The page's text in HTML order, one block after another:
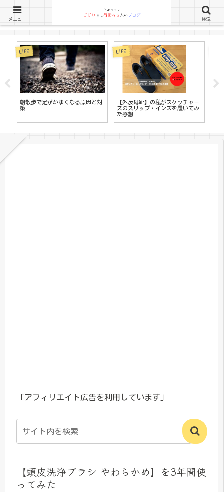
LIFE
朝散歩で足がかゆくなる原因と対
策
LIFE
【外反母趾】の私がスケッチャー
ズのスリップ・インズを履いてみ
た感想
「アフィリエイト広告を利用しています」
【頭皮洗浄ブラシ やわらかめ】を3年間使
ってみた
メニュー 検索